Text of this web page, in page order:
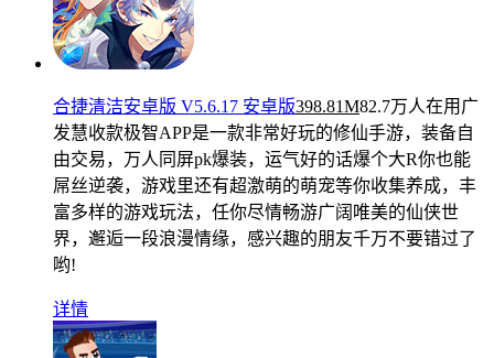
合捷清洁安卓版 V5.6.17 安卓版398.81M82.7万人在用 广
发慧收款极智APP是一款非常好玩的修仙手游，装备自
由交易，万人同屏pk爆装，运气好的话爆个大R你也能
屌丝逆袭，游戏里还有超激萌的萌宠等你收集养成，丰
富多样的游戏玩法，任你尽情畅游广阔唯美的仙侠世
界，邂逅一段浪漫情缘，感兴趣的朋友千万不要错过了
哟!
详情